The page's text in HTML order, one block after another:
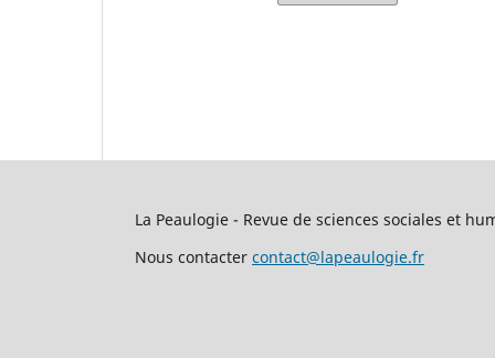
La Peaulogie - Revue de sciences sociales et
Nous contacter contact@lapeaulogie.fr